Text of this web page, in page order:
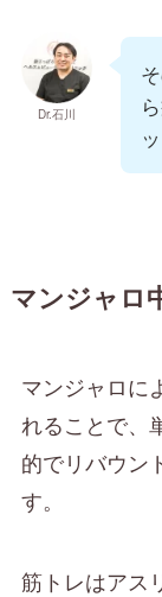
Dr.石川
マンジャロ
マンジャロに
れることで、
的でリバウン
す。
筋トレはアス